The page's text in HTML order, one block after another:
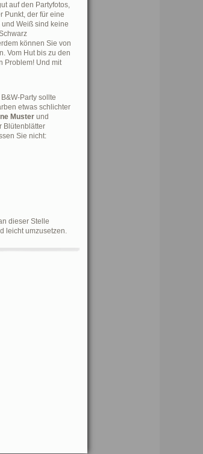
auf den Partyfotos,
Punkt, der für eine
und Weiß sind keine
können Sie von
Vom Hut bis zu den
Problem! Und mit
Party sollte
etwas schlichter
Muster und
Blütenblätter
Sie nicht:
dieser Stelle
leicht umzusetzen.